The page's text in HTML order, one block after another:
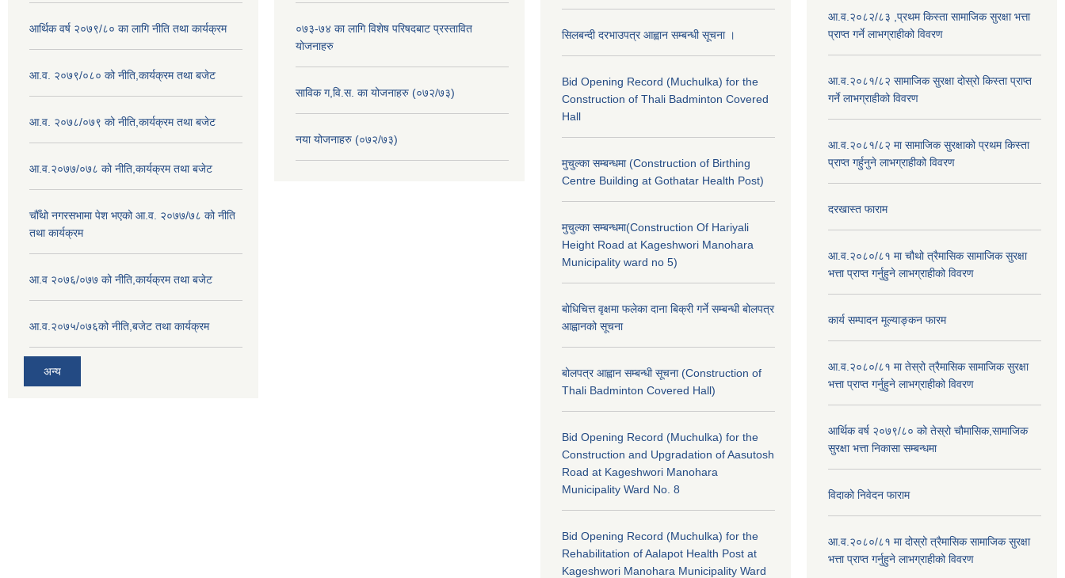
आर्थिक वर्ष २०७९/८० का लागि नीति तथा कार्यक्रम
आ.व. २०७९/०८० को नीति,कार्यक्रम तथा बजेट
आ.व. २०७८/०७९ को नीति,कार्यक्रम तथा बजेट
आ.व.२०७७/०७८ को नीति,कार्यक्रम तथा बजेट
चौँथो नगरसभामा पेश भएको आ.व. २०७७/७८ को नीति
तथा कार्यक्रम
आ.व २०७६/०७७ को नीति,कार्यक्रम तथा बजेट
आ.व.२०७५/०७६को नीति,बजेट तथा कार्यक्रम
अन्य
०७३-७४ का लागि विशेष परिषदबाट प्रस्तावित
योजनाहरु
साविक ग,वि.स. का योजनाहरु (०७२/७३)
नया योजनाहरु (०७२/७३)
सिलबन्दी दरभाउपत्र आह्वान सम्बन्धी सूचना ।
Bid Opening Record (Muchulka) for the
Construction of Thali Badminton Covered
Hall
मुचुल्का सम्बन्धमा (Construction of Birthing
Centre Building at Gothatar Health Post)
मुचुल्का सम्बन्धमा(Construction Of Hariyali
Height Road at Kageshwori Manohara
Municipality ward no 5)
बोधिचित्त वृक्षमा फलेका दाना बिक्री गर्ने सम्बन्धी बोलपत्र
आह्वानको सूचना
बोलपत्र आह्वान सम्बन्धी सूचना (Construction of
Thali Badminton Covered Hall)
Bid Opening Record (Muchulka) for the
Construction and Upgradation of Aasutosh
Road at Kageshwori Manohara
Municipality Ward No. 8
Bid Opening Record (Muchulka) for the
Rehabilitation of Aalapot Health Post at
Kageshwori Manohara Municipality Ward
आ.व.२०८२/८३ ,प्रथम किस्ता सामाजिक सुरक्षा भत्ता
प्राप्त गर्ने लाभग्राहीको विवरण
आ.व.२०८१/८२ सामाजिक सुरक्षा दोस्रो किस्ता प्राप्त
गर्ने लाभग्राहीको विवरण
आ.व.२०८१/८२ मा सामाजिक सुरक्षाको प्रथम किस्ता
प्राप्त गर्हुनुने लाभग्राहीको विवरण
दरखास्त फाराम
आ.व.२०८०/८१ मा चौथो त्रैमासिक सामाजिक सुरक्षा
भत्ता प्राप्त गर्नुहुने लाभग्राहीको विवरण
कार्य सम्पादन मूल्याङ्कन फारम
आ.व.२०८०/८१ मा तेस्रो त्रैमासिक सामाजिक सुरक्षा
भत्ता प्राप्त गर्नुहुने लाभग्राहीको विवरण
आर्थिक वर्ष २०७९/८० को तेस्रो चौमासिक,सामाजिक
सुरक्षा भत्ता निकासा सम्बन्धमा
विदाको निवेदन फाराम
आ.व.२०८०/८१ मा दोस्रो त्रैमासिक सामाजिक सुरक्षा
भत्ता प्राप्त गर्नुहुने लाभग्राहीको विवरण